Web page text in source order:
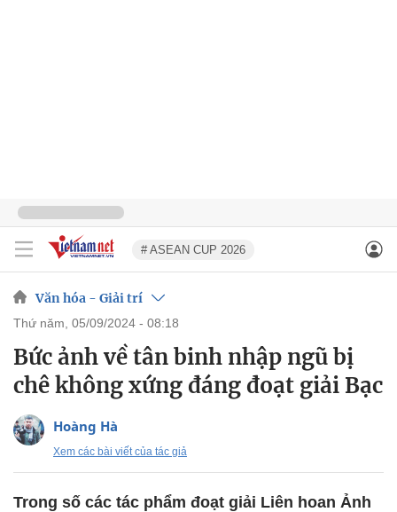
# ASEAN CUP 2026
Văn hóa - Giải trí
thứ năm, 05/09/2024 - 08:18
Bức ảnh về tân binh nhập ngũ bị
chê không xứng đáng đoạt giải Bạc
Hoàng Hà
Xem các bài viết của tác giả
Trong số các tác phẩm đoạt giải Liên hoan Ảnh